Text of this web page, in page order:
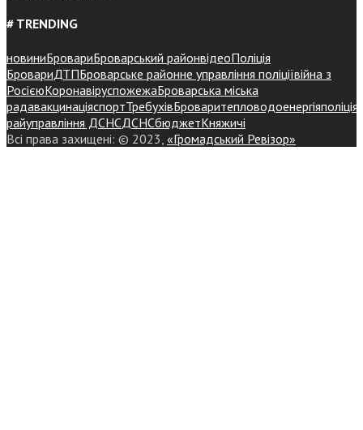
# TRENDING
новиниБровариБроварський районвідеоПоліція
БровариДТПБроварське районне управління поліціївійна з
РосієюКоронавіруспожежаБроварська міська
радавакцинаціяспортТребухівБроваритепловодоенергіяполіція
райуправління ДСНСДСНСбюджетКняжичі
Всі права захищені: © 2023, «Громадський Ревізор»